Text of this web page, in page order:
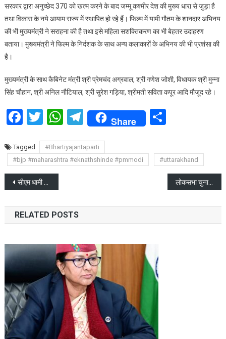
अवलोकन
सरकार द्वारा अनुच्छेद 370 को खत्म करने के बाद जम्मू कश्मीर देश की मुख्य धारा से जुड़ा है
तथा विकास के नये आयाम राज्य में स्थापित हो रहे हैं। फिल्म में यामी गौतम के शानदार अभिनय
की भी मुख्यमंत्री ने सराहना की है तथा इसे महिला सशक्तिकरण का भी बेहतर उदाहरण
बताया। मुख्यमंत्री ने फिल्म के निर्दशक के साथ अन्य कलाकारों के अभिनय की भी प्रशंसा की
है।
मुख्यमंत्री के साथ कैबिनेट मंत्री श्री प्रेमचंद अग्रवाल, श्री गणेश जोशी, विधायक श्री मुन्ना
सिंह चौहान, श्री अनिल नौटियाल, श्री सुरेश गड़िया, श्रीमती सविता कपूर आदि मौजूद रहे।
Facebook
Twitter
WhatsApp
Telegram
Share Share
Tagged
#Bhartiyajantaparti
#bjp #maharashtra #eknathshinde #pmmodi
#uttarakhand
Post
navigation
सीएम धामी ने दुग्ध संघों के निर्वाचित पदाधिकारियों को दिलाई शपथ लोकसभा चुनाव 2024 से पहले बसपा सुप्रीमो मायावती कि बढ़ती चिंता
RELATED POSTS